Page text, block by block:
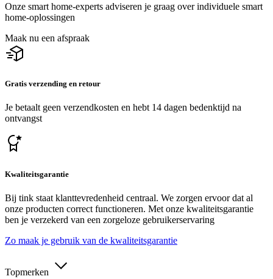
Onze smart home-experts adviseren je graag over individuele smart
home-oplossingen
Maak nu een afspraak
Gratis verzending en retour
Je betaalt geen verzendkosten en hebt 14 dagen bedenktijd na
ontvangst
Kwaliteitsgarantie
Bij tink staat klanttevredenheid centraal. We zorgen ervoor dat al
onze producten correct functioneren. Met onze kwaliteitsgarantie
ben je verzekerd van een zorgeloze gebruikerservaring
Zo maak je gebruik van de kwaliteitsgarantie
Topmerken